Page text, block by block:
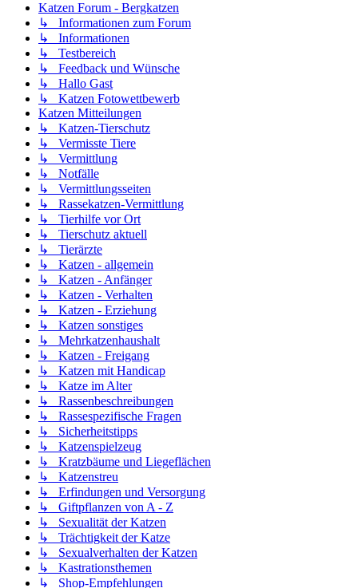
Katzen Forum - Bergkatzen
↳ Informationen zum Forum
↳ Informationen
↳ Testbereich
↳ Feedback und Wünsche
↳ Hallo Gast
↳ Katzen Fotowettbewerb
Katzen Mitteilungen
↳ Katzen-Tierschutz
↳ Vermisste Tiere
↳ Vermittlung
↳ Notfälle
↳ Vermittlungsseiten
↳ Rassekatzen-Vermittlung
↳ Tierhilfe vor Ort
↳ Tierschutz aktuell
↳ Tierärzte
↳ Katzen - allgemein
↳ Katzen - Anfänger
↳ Katzen - Verhalten
↳ Katzen - Erziehung
↳ Katzen sonstiges
↳ Mehrkatzenhaushalt
↳ Katzen - Freigang
↳ Katzen mit Handicap
↳ Katze im Alter
↳ Rassenbeschreibungen
↳ Rassespezifische Fragen
↳ Sicherheitstipps
↳ Katzenspielzeug
↳ Kratzbäume und Liegeflächen
↳ Katzenstreu
↳ Erfindungen und Versorgung
↳ Giftpflanzen von A - Z
↳ Sexualität der Katzen
↳ Trächtigkeit der Katze
↳ Sexualverhalten der Katzen
↳ Kastrationsthemen
↳ Shop-Empfehlungen